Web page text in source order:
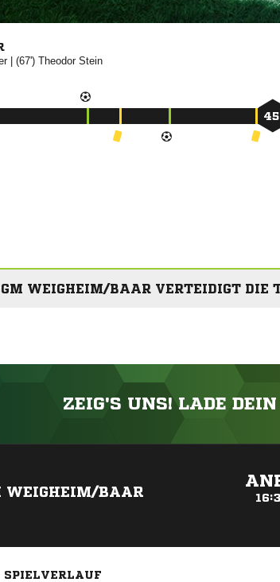
| (67') 
WEIGHEIM/BAAR VERTEIDIGT DIE
ZEIG'S UNS! LADE DEIN
WEIGHEIM/BAAR
SPIELVERLAUF